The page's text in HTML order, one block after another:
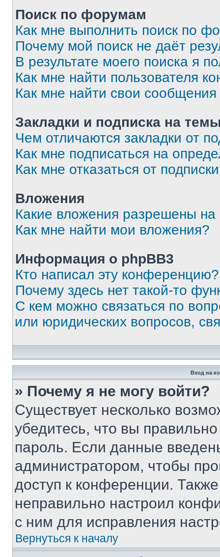
Поиск по форумам
Как мне выполнить поиск по
Почему мой поиск не даёт
В результате моего поиска я
Как мне найти пользователя
Как мне найти свои
Закладки и подписка на
Чем отличаются закладки от
Как мне подписаться на
Как мне отказаться от
Вложения
Какие вложения разрешены
Как мне найти мои вложения?
Информация о phpBB3
Кто написал эту конференцию?
Почему здесь нет такой-то
С кем можно связаться по
или юридических вопросов,
Вход на
» Почему я не могу войти?
Существует несколько
убедитесь, что вы
пароль. Если данные
администратором, чтобы
доступ к конференции.
неправильно настроил
с ним для исправления
Вернуться к началу